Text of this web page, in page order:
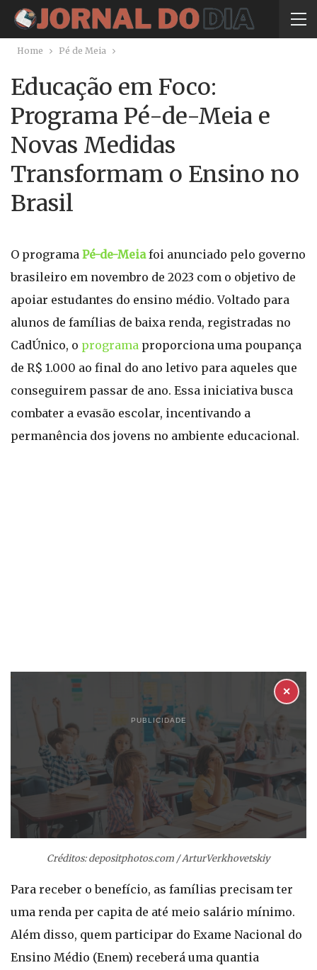
Home Pé de Meia
Educação em Foco:
Programa Pé-de-Meia e
Novas Medidas
Transformam o Ensino no
Brasil
O programa Pé-de-Meia foi anunciado pelo governo
brasileiro em novembro de 2023 com o objetivo de
apoiar estudantes do ensino médio. Voltado para
alunos de famílias de baixa renda, registradas no
CadÚnico, o programa proporciona uma poupança
de R$ 1.000 ao final do ano letivo para aqueles que
conseguirem passar de ano. Essa iniciativa busca
combater a evasão escolar, incentivando a
permanência dos jovens no ambiente educacional.
PUBLICIDADE
✕
Créditos: depositphotos.com / ArturVerkhovetskiy
Para receber o benefício, as famílias precisam ter
uma renda per capita de até meio salário mínimo.
Além disso, quem participar do Exame Nacional do
Ensino Médio (Enem) receberá uma quantia